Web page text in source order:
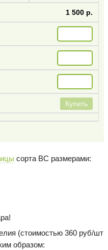
1 500 р.
Купить
сорта BC размерами:
(стоимостью 360 руб/шт
образом: